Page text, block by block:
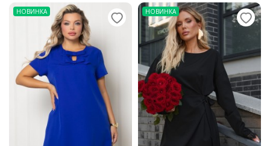
НОВИНКА НОВИНКА